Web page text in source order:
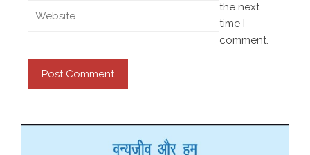
the next
time I
comment.